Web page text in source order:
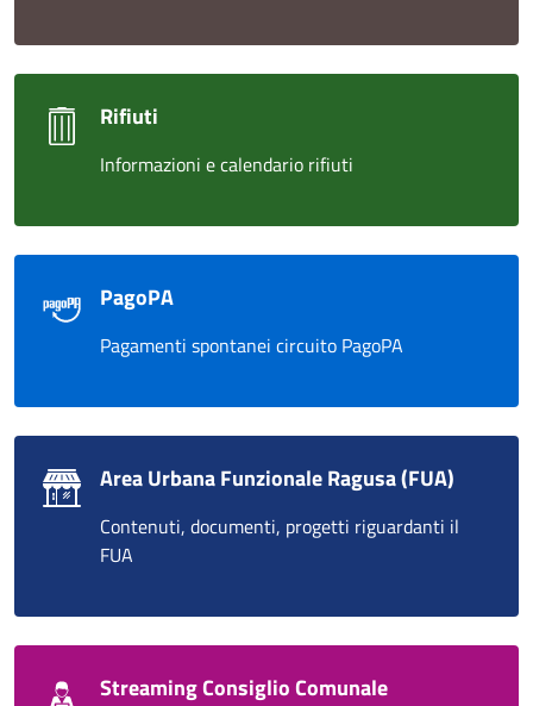
Rifiuti
Informazioni e calendario rifiuti
PagoPA
Pagamenti spontanei circuito PagoPA
Area Urbana Funzionale Ragusa (FUA)
Contenuti, documenti, progetti riguardanti il
FUA
Streaming Consiglio Comunale